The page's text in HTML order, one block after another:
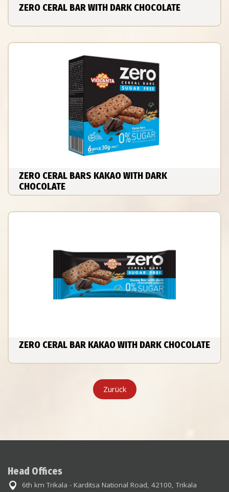
ZERO CERAL BAR WITH DARK CHOCOLATE
ZERO CERAL BARS KAKAO WITH DARK
CHOCOLATE
ZERO CERAL BAR KAKAO WITH DARK CHOCOLATE
Zurück
Head Offices
6th km Trikala - Karditsa National Road, 42100, Trikala